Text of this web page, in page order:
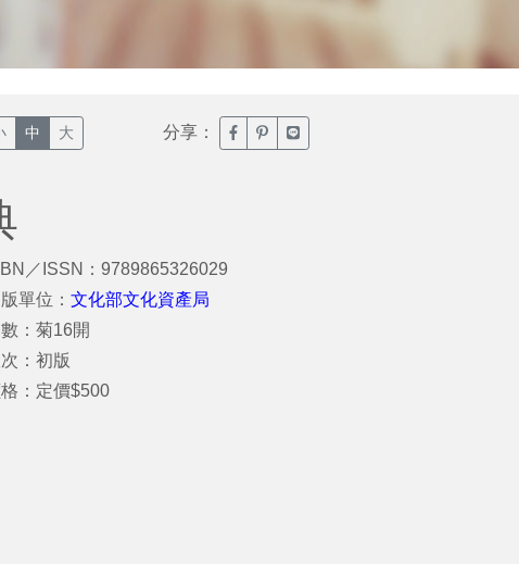
中 大 分享： 臉書分享(另開新視窗)
噗浪分享(另開新視窗)
Line分享(另開新視窗)
／ISSN：9789865326029
單位：文化部文化資產局
：菊16開
：初版
：定價$500